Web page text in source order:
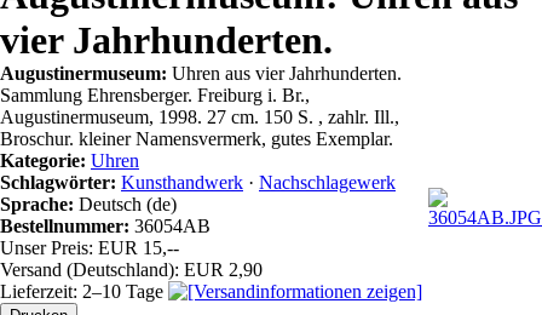
vier Jahrhunderten.
Augustinermuseum: Uhren aus vier Jahrhunderten.
Sammlung Ehrensberger. Freiburg i. Br.,
Augustinermuseum, 1998. 27 cm. 150 S. , zahlr. Ill.,
Broschur. kleiner Namensvermerk, gutes Exemplar.
Kategorie: Uhren
Schlagwörter: Kunsthandwerk · Nachschlagewerk
Sprache: Deutsch (de)
Bestellnummer: 36054AB
Unser Preis: EUR 15,--
Versand (Deutschland): EUR 2,90
Lieferzeit: 2–10 Tage